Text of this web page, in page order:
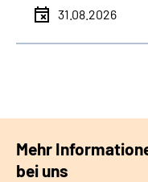
31.08.2026
Mehr
bei uns